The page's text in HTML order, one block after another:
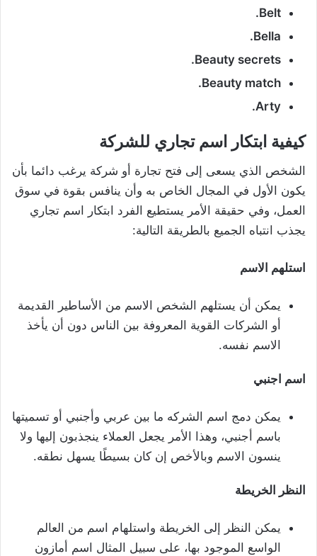
Belt.
Bella.
Beauty secrets.
Beauty match.
Arty.
كيفية ابتكار اسم تجاري للشركة
الشخص الذي يسعى إلى فتح تجارة أو شركة يرغب دائما بأن
يكون الأول في المجال الخاص به وأن ينافس بقوة في سوق
العمل، وفي حقيقة الأمر يستطيع الفرد ابتكار اسم تجاري
يجذب انتباه الجميع بالطريقة التالية:
استلهم الاسم
يمكن أن يستلهم الشخص الاسم من الأساطير القديمة
أو الشركات القوية المعروفة بين الناس دون أن يأخذ
الاسم نفسه.
اسم اجنبي
يمكن دمج اسم الشركه ما بين عربي وأجنبي أو تسميتها
باسم أجنبي، وهذا الأمر يجعل العملاء ينجذبون إليها ولا
ينسون الاسم وبالأخص إن كان بسيطًا يسهل نطقه.
النظر الخريطة
يمكن النظر إلى الخريطة واستلهام اسم من العالم
الواسع الموجود بها، على سبيل المثال اسم أمازون